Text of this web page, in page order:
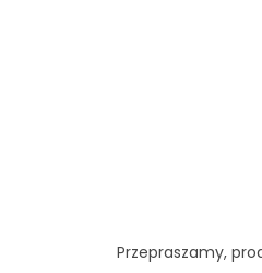
Przepraszamy,